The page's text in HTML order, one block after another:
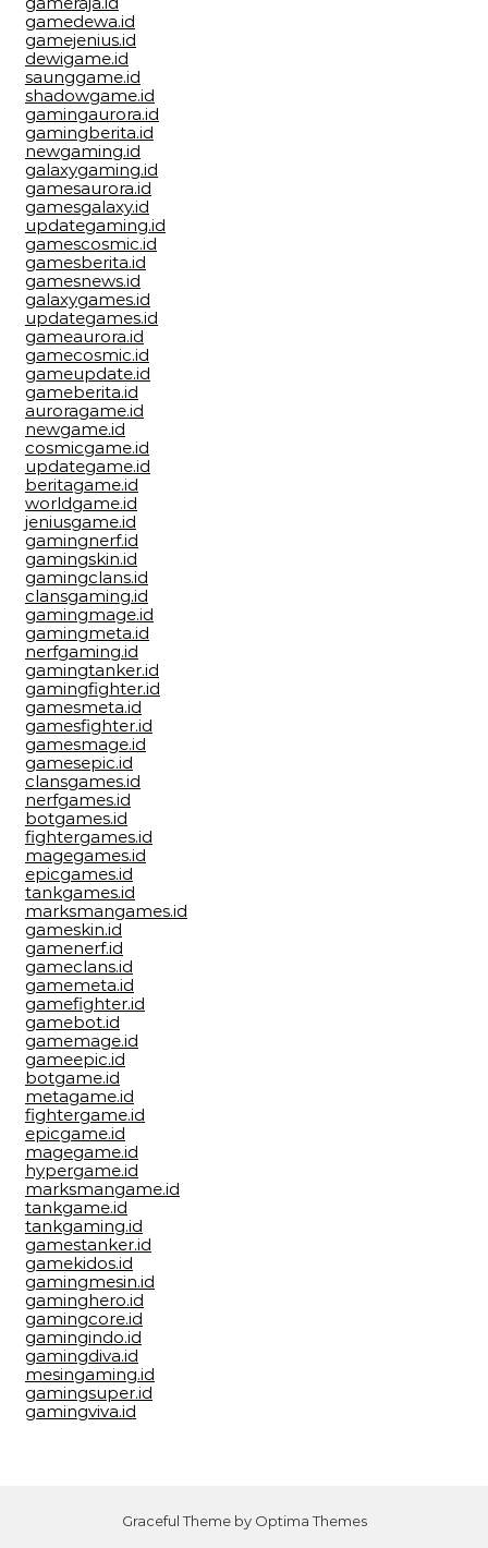
gamedewa.id
gamejenius.id
dewigame.id
saunggame.id
shadowgame.id
gamingaurora.id
gamingberita.id
newgaming.id
galaxygaming.id
gamesaurora.id
gamesgalaxy.id
updategaming.id
gamescosmic.id
gamesberita.id
gamesnews.id
galaxygames.id
updategames.id
gameaurora.id
gamecosmic.id
gameupdate.id
gameberita.id
auroragame.id
newgame.id
cosmicgame.id
updategame.id
beritagame.id
worldgame.id
jeniusgame.id
gamingnerf.id
gamingskin.id
gamingclans.id
clansgaming.id
gamingmage.id
gamingmeta.id
nerfgaming.id
gamingtanker.id
gamingfighter.id
gamesmeta.id
gamesfighter.id
gamesmage.id
gamesepic.id
clansgames.id
nerfgames.id
botgames.id
fightergames.id
magegames.id
epicgames.id
tankgames.id
marksmangames.id
gameskin.id
gamenerf.id
gameclans.id
gamemeta.id
gamefighter.id
gamebot.id
gamemage.id
gameepic.id
botgame.id
metagame.id
fightergame.id
epicgame.id
magegame.id
hypergame.id
marksmangame.id
tankgame.id
tankgaming.id
gamestanker.id
gamekidos.id
gamingmesin.id
gaminghero.id
gamingcore.id
gamingindo.id
gamingdiva.id
mesingaming.id
gamingsuper.id
gamingviva.id
Graceful Theme by Optima Themes